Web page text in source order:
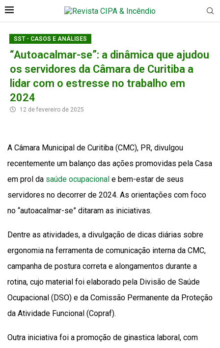
SST - CASOS E ANÁLISES
“Autoacalmar-se”: a dinâmica que ajudou
os servidores da Câmara de Curitiba a
lidar com o estresse no trabalho em
2024
12 de fevereiro de 2025
A Câmara Municipal de Curitiba (CMC), PR, divulgou
recentemente um balanço das ações promovidas pela Casa
em prol da saúde ocupacional e bem-estar de seus
servidores no decorrer de 2024. As orientações com foco
no “autoacalmar-se” ditaram as iniciativas.
Dentre as atividades, a divulgação de dicas diárias sobre
ergonomia na ferramenta de comunicação interna da CMC,
campanha de postura correta e alongamentos durante a
rotina, cujo material foi elaborado pela Divisão de Saúde
Ocupacional (DSO) e da Comissão Permanente da Proteção
da Atividade Funcional (Copraf).
Outra iniciativa foi a promoção de ginastica laboral, com